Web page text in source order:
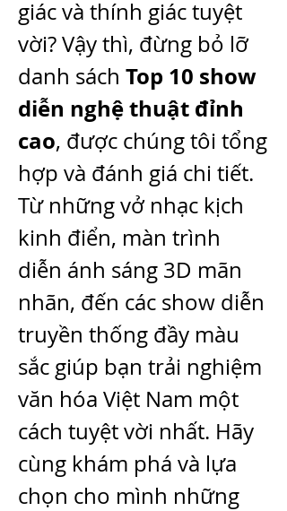
giác và thính giác tuyệt
vời? Vậy thì, đừng bỏ lỡ
danh sách Top 10 show
diễn nghệ thuật đỉnh
cao, được chúng tôi tổng
hợp và đánh giá chi tiết.
Từ những vở nhạc kịch
kinh điển, màn trình
diễn ánh sáng 3D mãn
nhãn, đến các show diễn
truyền thống đầy màu
sắc giúp bạn trải nghiệm
văn hóa Việt Nam một
cách tuyệt vời nhất. Hãy
cùng khám phá và lựa
chọn cho mình những